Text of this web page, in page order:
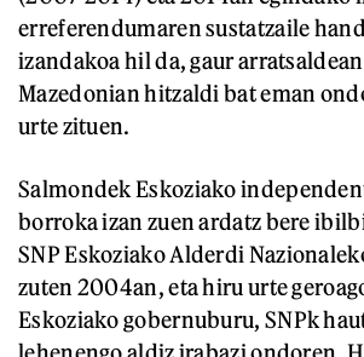
erreferendumaren sustatzaile
izandakoa hil da, gaur
Mazedonian hitzaldi bat eman
urte zituen.
Salmondek Eskoziako
borroka izan zuen ardatz bere
SNP Eskoziako Alderdi
zuten 2004an, eta hiru urte
Eskoziako gobernuburu, SNPk
lehenengo aldiz irabazi ondoren.